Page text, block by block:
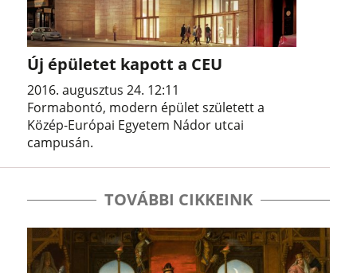
Új épületet kapott a CEU
2016. augusztus 24. 12:11
Formabontó, modern épület született a
Közép-Európai Egyetem Nádor utcai
campusán.
TOVÁBBI CIKKEINK